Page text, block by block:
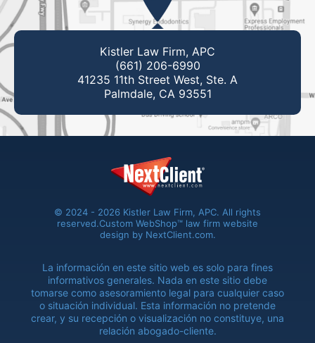
Kistler Law Firm, APC
(661) 206-6990
41235 11th Street West, Ste. A
Palmdale, CA 93551
© 2024 - 2026 Kistler Law Firm, APC. All rights
reserved.Custom WebShop™ law firm website
design by NextClient.com.
La información en este sitio web es solo para fines
informativos generales. Nada en este sitio debe
tomarse como asesoramiento legal para cualquier caso
o situación individual. Esta información no pretende
crear, y su recepción o visualización no constituye, una
relación abogado-cliente.